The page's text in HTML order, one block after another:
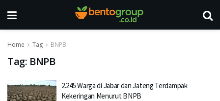
Home Tag BNPB
Tag: BNPB
2.245 Warga di Jabar dan Jateng Terdampak
Kekeringan Menurut BNPB